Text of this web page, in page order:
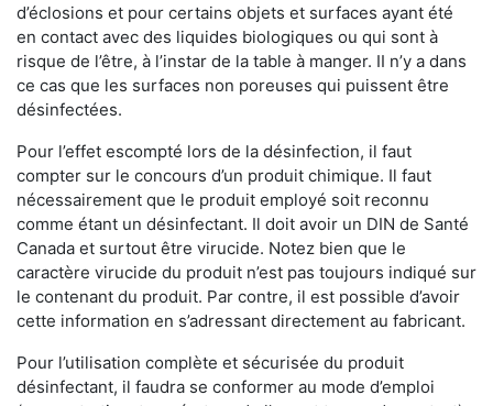
d’éclosions et pour certains objets et surfaces ayant été
en contact avec des liquides biologiques ou qui sont à
risque de l’être, à l’instar de la table à manger. II n’y a dans
ce cas que les surfaces non poreuses qui puissent être
désinfectées.
Pour l’effet escompté lors de la désinfection, il faut
compter sur le concours d’un produit chimique. Il faut
nécessairement que le produit employé soit reconnu
comme étant un désinfectant. Il doit avoir un DIN de Santé
Canada et surtout être virucide. Notez bien que le
caractère virucide du produit n’est pas toujours indiqué sur
le contenant du produit. Par contre, il est possible d’avoir
cette information en s’adressant directement au fabricant.
Pour l’utilisation complète et sécurisée du produit
désinfectant, il faudra se conformer au mode d’emploi